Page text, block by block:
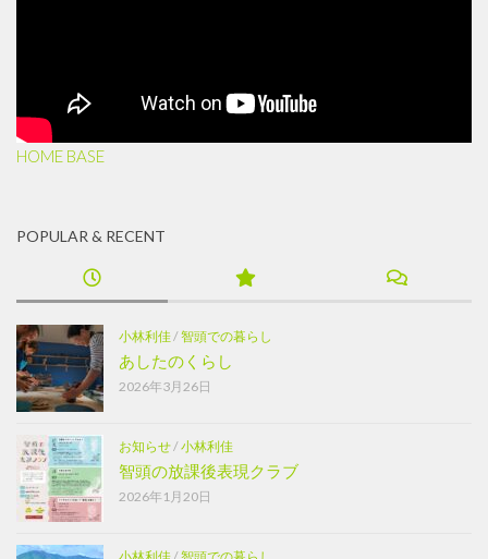
HOME BASE
POPULAR & RECENT
小林利佳/智頭での暮らし
あしたのくらし
2026年3月26日
お知らせ/小林利佳
智頭の放課後表現クラブ
2026年1月20日